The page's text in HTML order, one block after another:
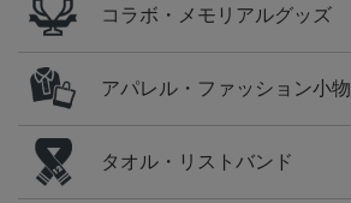
コラボ・メモリアルグッズ
アパレル・ファッション小物
タオル・リストバンド